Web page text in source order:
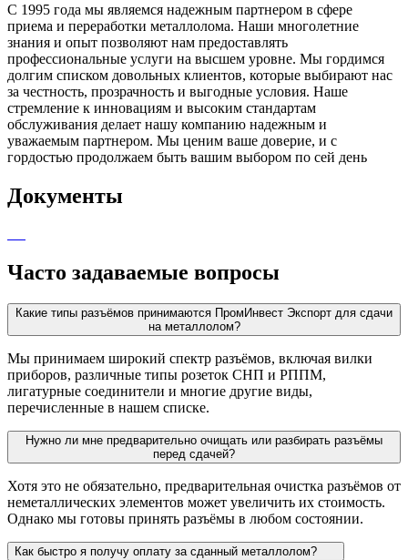
С 1995 года мы являемся надежным партнером в сфере
приема и переработки металлолома. Наши многолетние
знания и опыт позволяют нам предоставлять
профессиональные услуги на высшем уровне. Мы гордимся
долгим списком довольных клиентов, которые выбирают нас
за честность, прозрачность и выгодные условия. Наше
стремление к инновациям и высоким стандартам
обслуживания делает нашу компанию надежным и
уважаемым партнером. Мы ценим ваше доверие, и с
гордостью продолжаем быть вашим выбором по сей день
Документы
Часто задаваемые вопросы
Какие типы разъёмов принимаются ПромИнвест Экспорт для сдачи
на металлолом?
Мы принимаем широкий спектр разъёмов, включая вилки
приборов, различные типы розеток СНП и РППМ,
лигатурные соединители и многие другие виды,
перечисленные в нашем списке.
Нужно ли мне предварительно очищать или разбирать разъёмы
перед сдачей?
Хотя это не обязательно, предварительная очистка разъёмов от
неметаллических элементов может увеличить их стоимость.
Однако мы готовы принять разъёмы в любом состоянии.
Как быстро я получу оплату за сданный металлолом?